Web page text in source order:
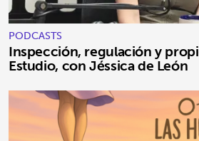
PODCASTS
Inspección, regulación y
Estudio, con Jéssica de León